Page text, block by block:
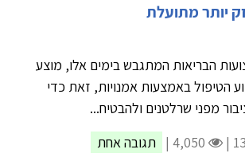
יותר מתועלת
הבריאות המתגבש בימים אלו, מוצע
הטיפול באמצעות אמנויות, זאת כדי
מפני שרלטנים ולהבטיח...
תגובה אחת